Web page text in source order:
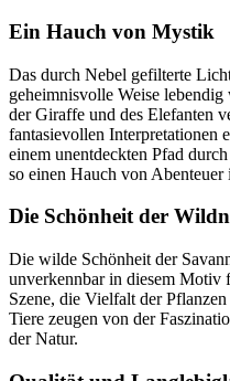
Ein Hauch von Mystik
Das durch Nebel gefilterte
geheimnisvolle Weise
der Giraffe und des Elefanten
fantasievollen Interpretationen
einem unentdeckten Pfad
so einen Hauch von Abenteuer
Die Schönheit der
Die wilde Schönheit der
unverkennbar in diesem Motiv
Szene, die Vielfalt der
Tiere zeugen von der
der Natur.